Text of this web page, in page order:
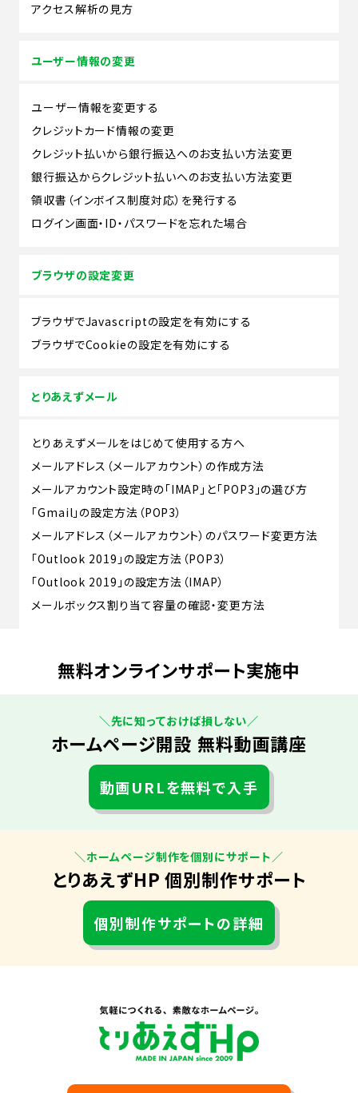
アクセス解析の見方
ユーザー情報の変更
ユーザー情報を変更する
クレジットカード情報の変更
クレジット払いから銀行振込へのお支払い方法変更
銀行振込からクレジット払いへのお支払い方法変更
領収書（インボイス制度対応）を発行する
ログイン画面・ID・パスワードを忘れた場合
ブラウザの設定変更
ブラウザでJavascriptの設定を有効にする
ブラウザでCookieの設定を有効にする
とりあえずメール
とりあえずメールをはじめて使用する方へ
メールアドレス（メールアカウント）の作成方法
メールアカウント設定時の「IMAP」と「POP3」の選び方
「Gmail」の設定方法（POP3）
メールアドレス（メールアカウント）のパスワード変更方法
「Outlook 2019」の設定方法（POP3）
「Outlook 2019」の設定方法（IMAP）
メールボックス割り当て容量の確認・変更方法
無料オンラインサポート実施中
＼先に知っておけば損しない／
ホームページ開設 無料動画講座
動画URLを無料で入手
＼ホームページ制作を個別にサポート／
とりあえずHP 個別制作サポート
個別制作サポートの詳細